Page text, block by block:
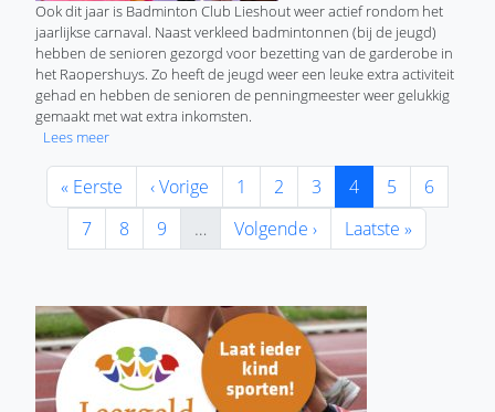
Ook dit jaar is Badminton Club Lieshout weer actief rondom het
jaarlijkse carnaval. Naast verkleed badmintonnen (bij de jeugd)
hebben de senioren gezorgd voor bezetting van de garderobe in
het Raopershuys. Zo heeft de jeugd weer een leuke extra activiteit
gehad en hebben de senioren de penningmeester weer gelukkig
gemaakt met wat extra inkomsten.
Lees meerover Carnaval bij Badminton Club Lieshout
Paginering
Eerste pagina
« Eerste Vorige pagina
‹ Vorige Pagina
1 Pagina
2 Pagina
3 Huidige pagina
4 Pagina
5 Pagina
6
Pagina
7 Pagina
8 Pagina
9 … Volgende pagina
Volgende › Laatste pagina
Laatste »